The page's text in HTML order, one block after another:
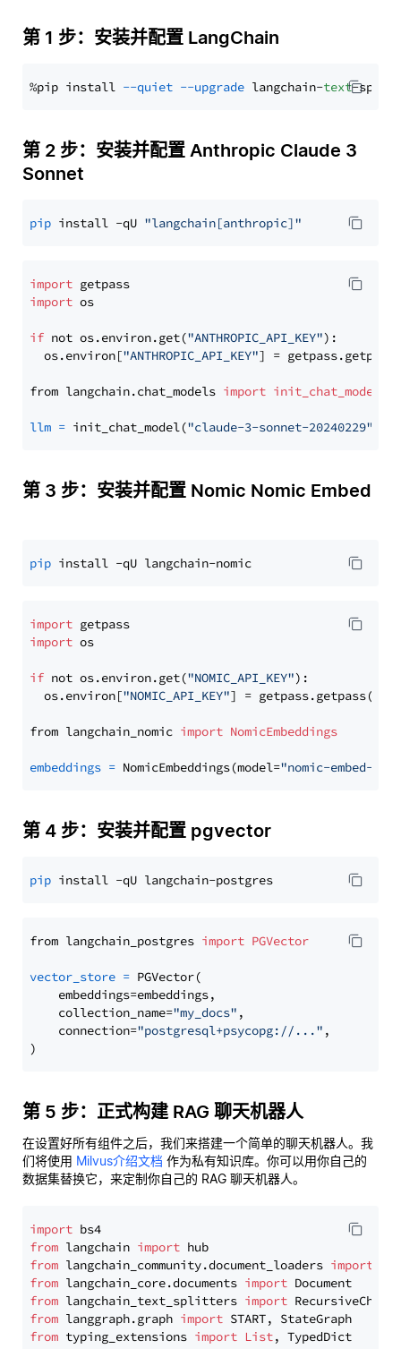
第 1 步：安装并配置 LangChain
%pip install --quiet --upgrade langchain-text
第 2 步：安装并配置 Anthropic Claude 3
Sonnet
pip install -qU "langchain[anthropic]"
import
import os
if not os.environ.get("ANTHROPIC_API_KEY"):
  os.environ[
"ANTHROPIC_API_KEY"] = getpass.getpass(
from langchain.chat_models import init_chat_model
llm = init_chat_model("claude-3-sonnet-20240229"
第 3 步：安装并配置 Nomic Nomic Embed
pip
import
import os
if not os.environ.get("NOMIC_API_KEY"):
  os.environ[
"NOMIC_API_KEY"] = getpass.getpass(
from langchain_nomic import NomicEmbeddings
embeddings = NomicEmbeddings(model="nomic-embed-
第 4 步：安装并配置 pgvector
pip
from langchain_postgres import PGVector
vector_store = PGVector(
    embeddings=embeddings,
    collection_name=
"my_docs" ,
    connection=
"postgresql+psycopg://..." ,
第 5 步：正式构建 RAG 聊天机器人
在设置好所有组件之后，我们来搭建一个简单的聊天机器人。我
们将使用 Milvus介绍文档 作为私有知识库。你可以用你自己的
数据集替换它，来定制你自己的 RAG 聊天机器人。
import
from langchain import
from langchain_community.document_loaders import
from langchain_core.documents import
from langchain_text_splitters import
from langgraph.graph import
from typing_extensions import List, TypedDict